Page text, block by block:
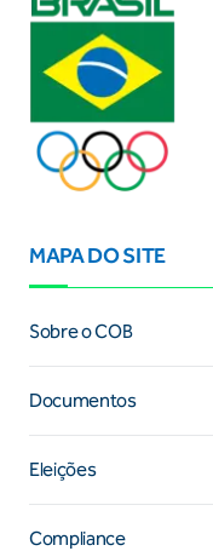
MAPA DO SITE
Sobre o COB
Documentos
Eleições
Compliance